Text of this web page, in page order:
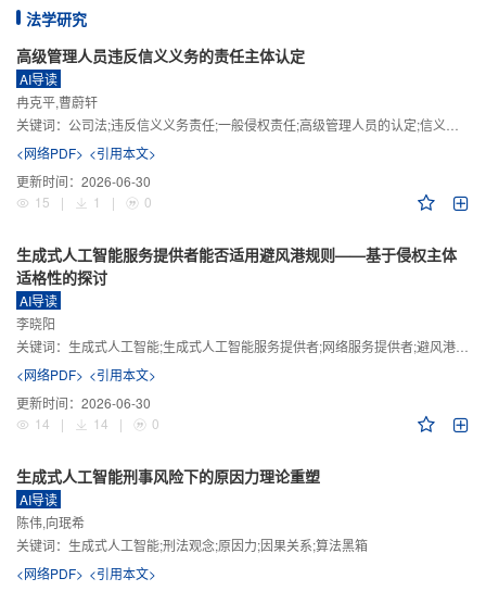
法学研究
高级管理人员违反信义义务的责任主体认定
AI导读
冉克平,曹蔚轩
关键词： 公司法;违反信义义务责任;一般侵权责任;高级管理人员的认定;信义义务
<网络PDF> <引用本文>
更新时间： 2026-06-30
15
| 1 | 0
生成式人工智能服务提供者能否适用避风港规则——基于侵权主体
适格性的探讨
AI导读
李晓阳
关键词： 生成式人工智能;生成式人工智能服务提供者;网络服务提供者;避风港规则;版权责任
<网络PDF> <引用本文>
更新时间： 2026-06-30
14
| 14 | 0
生成式人工智能刑事风险下的原因力理论重塑
AI导读
陈伟,向珉希
关键词： 生成式人工智能;刑法观念;原因力;因果关系;算法黑箱
<网络PDF> <引用本文>